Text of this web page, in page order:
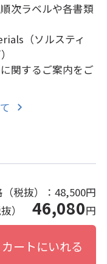
次ラベルや各書類
（ソルスティ
関するご案内をご
税抜）：48,500円
抜）46,080円